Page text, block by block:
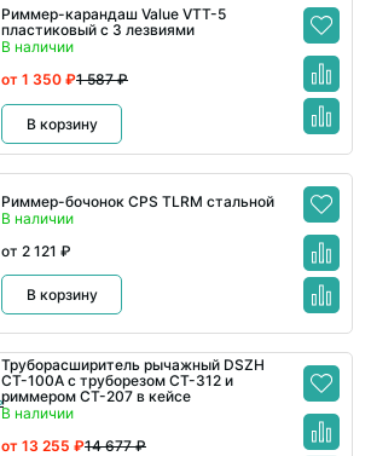
Риммер-карандаш Value VTT-5
пластиковый с 3 лезвиями
В наличии
1 587 ₽
от 1 350 ₽
В корзину
Риммер-бочонок CPS TLRM стальной
В наличии
от 2 121 ₽
В корзину
Труборасширитель рычажный DSZH
CT-100A с труборезом CT-312 и
риммером CT-207 в кейсе
В наличии
14 677 ₽
от 13 255 ₽